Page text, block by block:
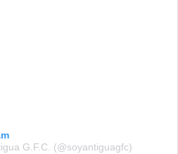
G.F.C. (@soyantiguagfc)